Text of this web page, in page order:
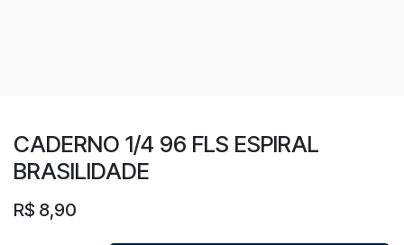
CADERNO 1/4 96 FLS ESPIRAL
BRASILIDADE
R$ 8,90